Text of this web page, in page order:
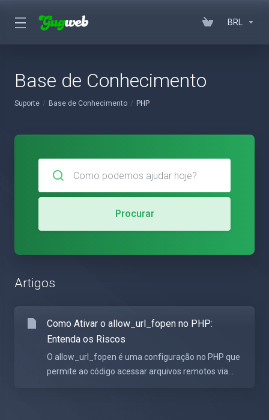
BRL
Base de Conhecimento
Suporte Base de Conhecimento PHP
Procurar
Artigos
Como Ativar o allow_url_fopen no PHP:
Entenda os Riscos
O allow_url_fopen é uma configuração no PHP que
permite ao código acessar arquivos remotos via...